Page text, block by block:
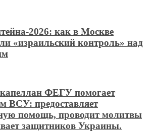
2026: как в Москве
«израильский контроль» над
ФЕГУ помогает
ВСУ: предоставляет
помощь, проводит молитвы
защитников Украины.